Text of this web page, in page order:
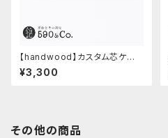
【handwood】カスタム芯ケー
ス・中間パーツ有り/Enjoy free
ly (ステンレス)
¥3,300
その他の商品